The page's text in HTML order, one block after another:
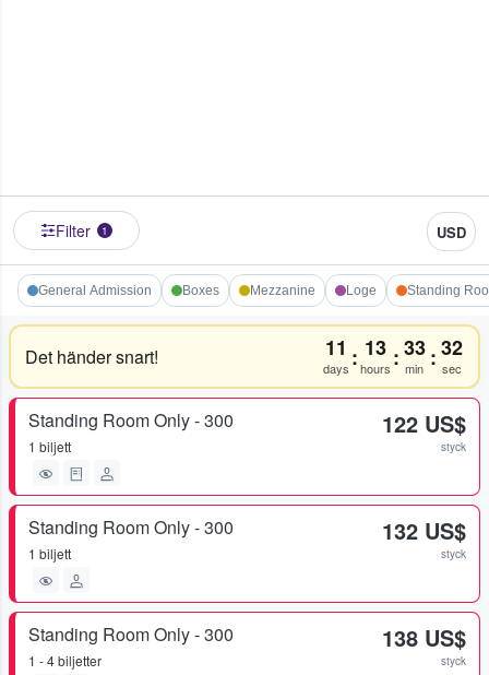
Filter 1 USD
General Admission Boxes Mezzanine Loge Standing
Det händer snart! 11
days : 13
hours :33
min :32
sec
Standing Room Only - 300
1 biljett
122 US$
styck
Standing Room Only - 300
1 biljett
132 US$
styck
Standing Room Only - 300
1 - 4 biljetter
138 US$
styck